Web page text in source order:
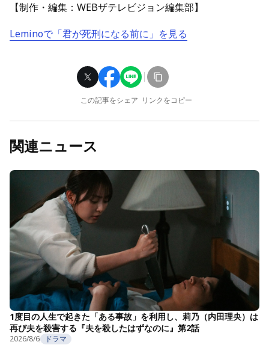
【制作・編集：WEBザテレビジョン編集部】
Leminoで「君が死刑になる前に」を見る
この記事をシェア リンクをコピー
関連ニュース
1度目の人生で起きた「ある事故」を利用し、莉乃（内田理央）は
再び夫を殺害する『夫を殺したはずなのに』第2話
2026/8/6 ドラマ